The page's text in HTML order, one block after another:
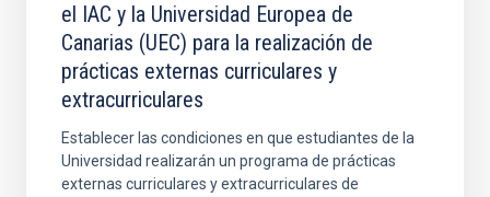
el IAC y la Universidad Europea de
Canarias (UEC) para la realización de
prácticas externas curriculares y
extracurriculares
Establecer las condiciones en que estudiantes de la
Universidad realizarán un programa de prácticas
externas curriculares y extracurriculares de